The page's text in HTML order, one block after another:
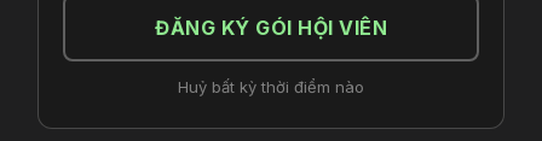
ĐĂNG KÝ GÓI HỘI VIÊN
Huỷ bất kỳ thời điểm nào